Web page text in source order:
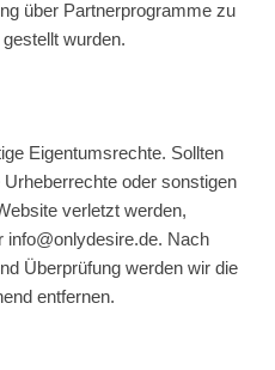
über Partnerprogramme zu
wurden.
Eigentumsrechte. Sollten
oder sonstigen
verletzt werden,
info@onlydesire.de. Nach
Überprüfung werden wir die
entfernen.